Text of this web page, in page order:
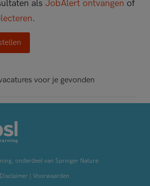
als JobAlert ontvangen of
.
voor je gevonden
onderdeel van Springer Nature
Disclaimer Voorwaarden